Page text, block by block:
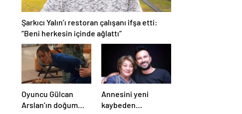
Şarkıcı Yalın’ı restoran çalışanı ifşa etti:
“Beni herkesin içinde ağlattı”
Oyuncu Gülcan
Arslan’ın doğum
Annesini yeni
kaybeden